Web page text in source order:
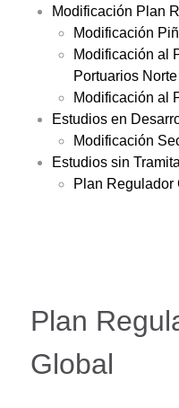
Modificación Plan
Modificación
Modificación al
Portuarios
Modificación al
Estudios en
Modificación
Estudios sin
Plan Regulador
Plan
Global